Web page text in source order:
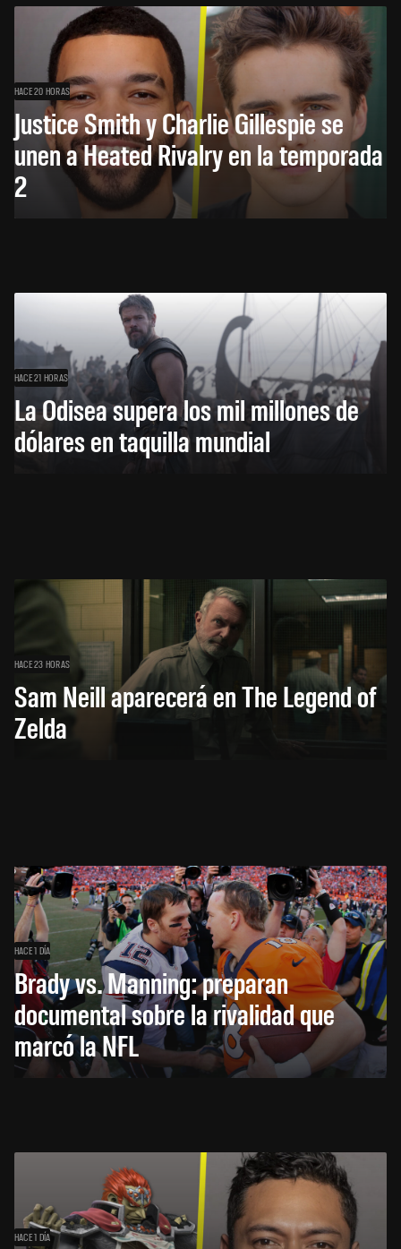
HACE 20 HORAS
Justice Smith y Charlie Gillespie se
unen a Heated Rivalry en la temporada
2
HACE 21 HORAS
La Odisea supera los mil millones de
dólares en taquilla mundial
HACE 23 HORAS
Sam Neill aparecerá en The Legend of
Zelda
HACE 1 DÍA
Brady vs. Manning: preparan
documental sobre la rivalidad que
marcó la NFL
HACE 1 DÍA